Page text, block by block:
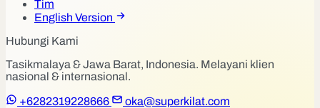
Tim
English Version
Hubungi Kami
Tasikmalaya & Jawa Barat, Indonesia. Melayani klien
nasional & internasional.
+6282319228666
oka@superkilat.com